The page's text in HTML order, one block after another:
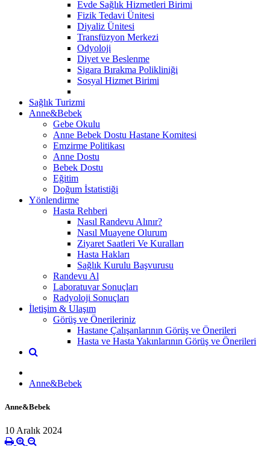
Evde Sağlık Hizmetleri Birimi
Fizik Tedavi Ünitesi
Diyaliz Ünitesi
Transfüzyon Merkezi
Odyoloji
Diyet ve Beslenme
Sigara Bırakma Polikliniği
Sosyal Hizmet Birimi
Sağlık Turizmi
Anne&Bebek
Gebe Okulu
Anne Bebek Dostu Hastane Komitesi
Emzirme Politikası
Anne Dostu
Bebek Dostu
Eğitim
Doğum İstatistiği
Yönlendirme
Hasta Rehberi
Nasıl Randevu Alınır?
Nasıl Muayene Olurum
Ziyaret Saatleri Ve Kuralları
Hasta Hakları
Sağlık Kurulu Başvurusu
Randevu Al
Laboratuvar Sonuçları
Radyoloji Sonuçları
İletişim & Ulaşım
Görüş ve Önerileriniz
Hastane Çalışanlarının Görüş ve Önerileri
Hasta ve Hasta Yakınlarının Görüş ve Önerileri
Anne&Bebek
Anne&Bebek
10 Aralık 2024